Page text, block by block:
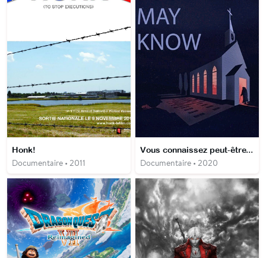
Honk!
Documentaire • 2011
Vous connaissez peut-être...
Documentaire • 2020